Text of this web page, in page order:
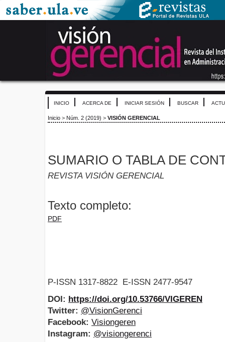
INICIO ACERCA DE INICIAR SESIÓN BUSCAR
Inicio > Núm. 2 (2019) > VISIÓN GERENCIAL
SUMARIO O TABLA DE
REVISTA VISIÓN GERENCIAL
Texto completo:
PDF
P-ISSN 1317-8822 E-ISSN 2477-9547
DOI: https://doi.org/10.53766/VIGEREN
Twitter: @VisionGerenci
Facebook: Visiongeren
Instagram: @visiongerenci